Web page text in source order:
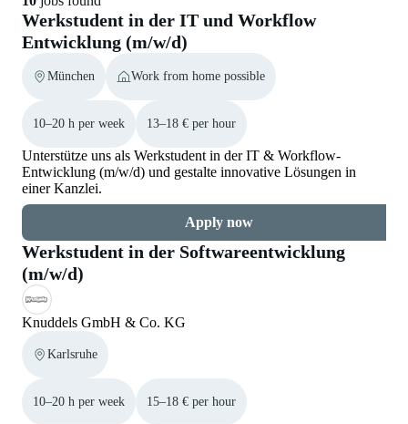
Werkstudent in der IT und Workflow
Entwicklung (m/w/d)
München Work from home possible
10–20 h per week 13–18 € per hour
Unterstütze uns als Werkstudent in der IT & Workflow-
Entwicklung (m/w/d) und gestalte innovative Lösungen in
einer Kanzlei.
Apply now
Werkstudent in der Softwareentwicklung
(m/w/d)
Knuddels GmbH & Co. KG
Karlsruhe
10–20 h per week 15–18 € per hour